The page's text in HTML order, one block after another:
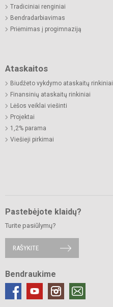
Tradiciniai renginiai
Bendradarbiavimas
Priėmimas į progimnaziją
Ataskaitos
Biudžeto vykdymo ataskaitų rinkiniai
Finansinių ataskaitų rinkiniai
Lėšos veiklai viešinti
Projektai
1,2% parama
Viešieji pirkimai
Pastebėjote klaidų?
Turite pasiūlymų?
RAŠYKITE
Bendraukime